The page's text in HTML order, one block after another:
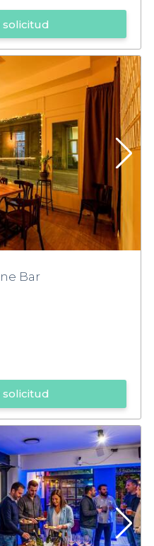
solicitud
Bar
solicitud